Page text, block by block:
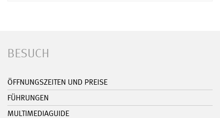
BESUCH
ÖFFNUNGSZEITEN UND PREISE
FÜHRUNGEN
MULTIMEDIAGUIDE